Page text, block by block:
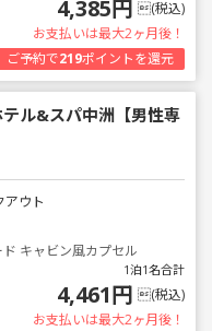
4,385円 (税込)
お支払いは最大2ヶ月後！
ご予約で219ポイントを還元
テル&スパ中洲【男性専
アウト
ド キャビン風カプセル
1泊1名合計
4,461円 (税込)
お支払いは最大2ヶ月後！